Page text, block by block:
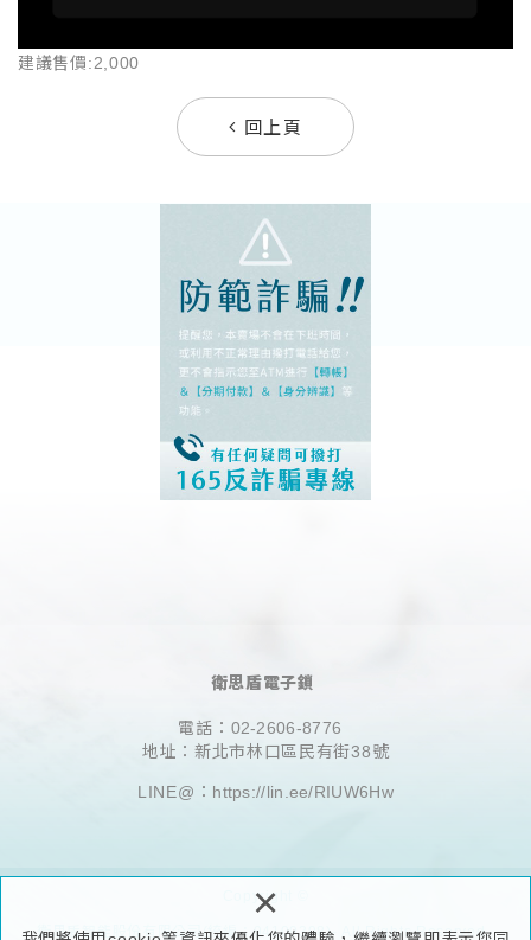
×
建議售價:2,000
回上頁
衛思盾電子鎖
電話： 02-2606-8776
地址：新北市林口區民有街38號
LINE@： https://lin.ee/RIUW6Hw
Copyright ©
衛思盾智能股份有限公司(統編：94109398)- All Rights Reserved.